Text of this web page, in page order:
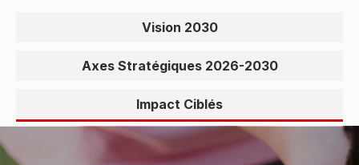
Menu Stratégie 21-25
Vision 2030
Axes Stratégiques 2026-2030
Impact Ciblés